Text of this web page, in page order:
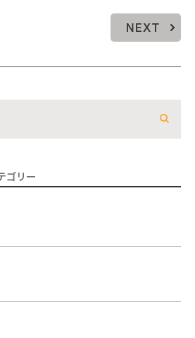
NEXT
ゴリー